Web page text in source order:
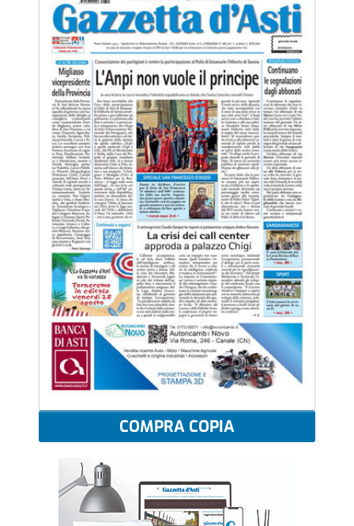
COMPRA COPIA